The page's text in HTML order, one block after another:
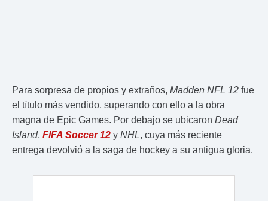
Para sorpresa de propios y extraños, Madden NFL 12 fue
el título más vendido, superando con ello a la obra
magna de Epic Games. Por debajo se ubicaron Dead
Island, FIFA Soccer 12 y NHL, cuya más reciente
entrega devolvió a la saga de hockey a su antigua gloria.